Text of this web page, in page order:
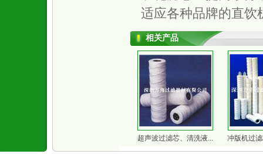
适应各种品牌的直饮
相关产品
超声波过滤芯、清洗液... 冲版机过